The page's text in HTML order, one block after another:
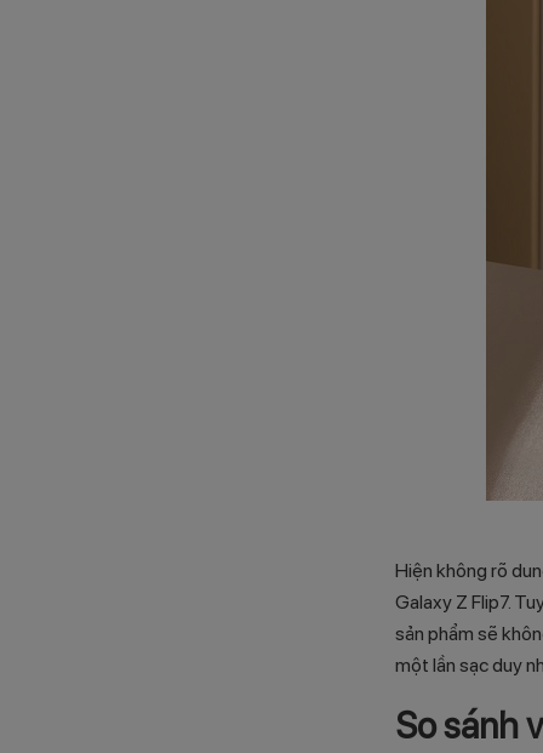
Hiện không rõ
Galaxy Z Flip7.
sản phẩm sẽ
một lần sạc duy
So sánh